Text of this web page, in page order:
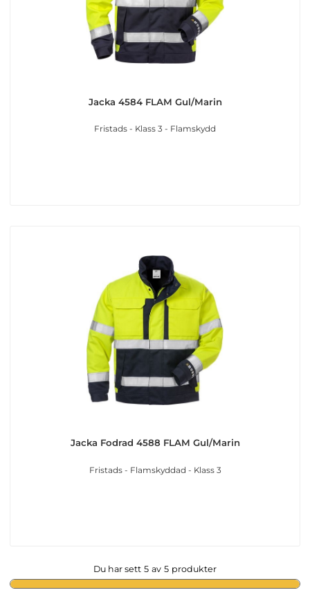
Jacka 4584 FLAM Gul/Marin
Fristads - Klass 3 - Flamskydd
Jacka Fodrad 4588 FLAM Gul/Marin
Fristads - Flamskyddad - Klass 3
Du har sett 5 av 5 produkter